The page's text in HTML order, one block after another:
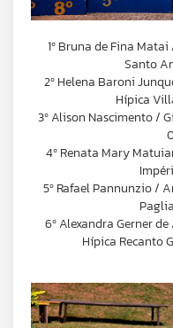
1º Bruna de Fina
Santo
2º Helena Baroni
Hípica
3º Alison Nascimento /
4º Renata Mary
5º Rafael Pannunzio /
6º Alexandra Gerner
Hípica Recanto